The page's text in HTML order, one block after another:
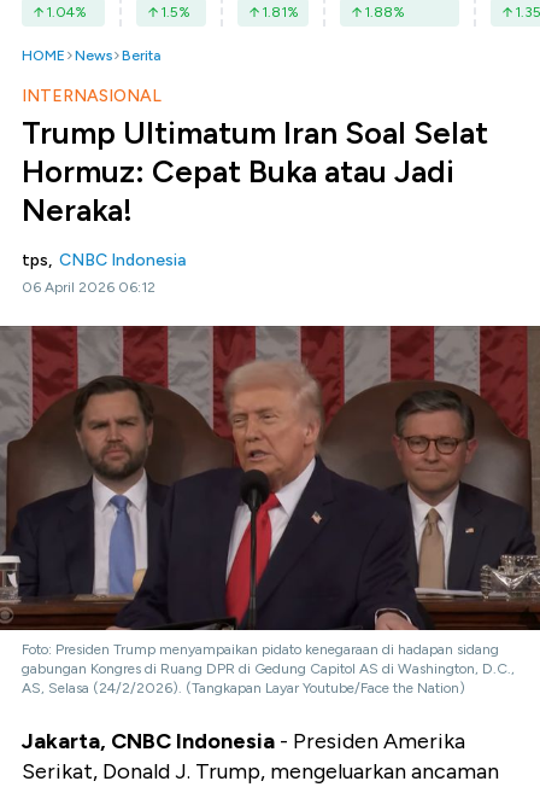
1.04% 1.5% 1.81% 1.88% 1.35
HOME News Berita
INTERNASIONAL
Trump Ultimatum Iran Soal Selat
Hormuz: Cepat Buka atau Jadi
Neraka!
tps, CNBC Indonesia
06 April 2026 06:12
Foto: Presiden Trump menyampaikan pidato kenegaraan di hadapan sidang
gabungan Kongres di Ruang DPR di Gedung Capitol AS di Washington, D.C.,
AS, Selasa (24/2/2026). (Tangkapan Layar Youtube/Face the Nation)
Jakarta, CNBC Indonesia - Presiden Amerika
Serikat, Donald J. Trump, mengeluarkan ancaman